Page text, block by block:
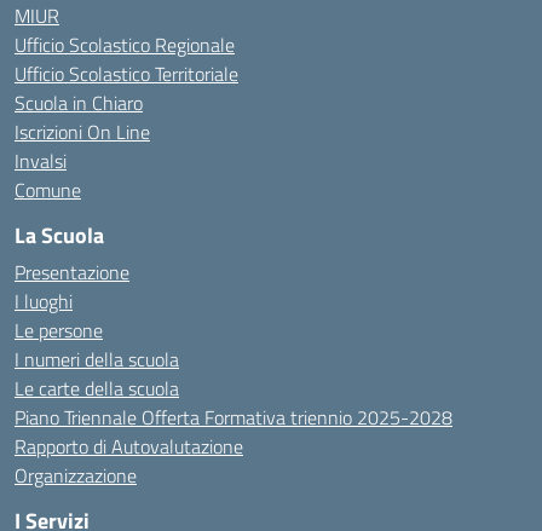
MIUR
Ufficio Scolastico Regionale
Ufficio Scolastico Territoriale
Scuola in Chiaro
Iscrizioni On Line
Invalsi
Comune
La Scuola
Presentazione
I luoghi
Le persone
I numeri della scuola
Le carte della scuola
Piano Triennale Offerta Formativa triennio 2025-2028
Rapporto di Autovalutazione
Organizzazione
I Servizi